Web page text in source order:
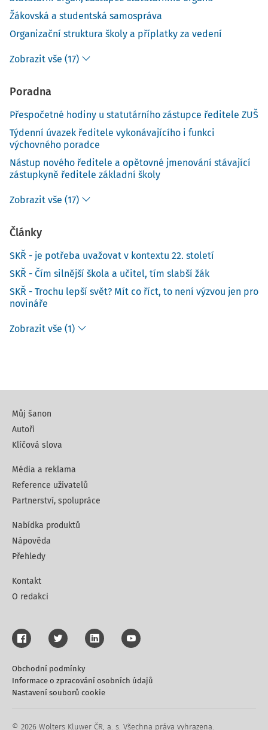
Žákovská a studentská samospráva
Organizační struktura školy a příplatky za vedení
Zobrazit vše (17)
Poradna
Přespočetné hodiny u statutárního zástupce ředitele ZUŠ
Týdenní úvazek ředitele vykonávajícího i funkci
výchovného poradce
Nástup nového ředitele a opětovné jmenování stávající
zástupkyně ředitele základní školy
Zobrazit vše (17)
Články
SKŘ - je potřeba uvažovat v kontextu 22. století
SKŘ - Čím silnější škola a učitel, tím slabší žák
SKŘ - Trochu lepší svět? Mít co říct, to není výzvou jen pro
novináře
Zobrazit vše (1)
Můj šanon
Autoři
Klíčová slova
Média a reklama
Reference uživatelů
Partnerství, spolupráce
Nabídka produktů
Nápověda
Přehledy
Kontakt
O redakci
© 2026 Wolters Kluwer ČR, a. s. Všechna práva vyhrazena.
Obchodní podmínky
Informace o zpracování osobních údajů
Nastavení souborů cookie